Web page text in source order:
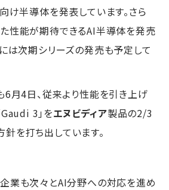
け半導体を発表しています。さら
性能が期待できるAI半導体を発売
は次期シリーズの発売も予定して
月4日、従来より性能を引き上げ
3」をエヌビディア製品の2/3
を打ち出しています。
企業も次々とAI分野への対応を進め